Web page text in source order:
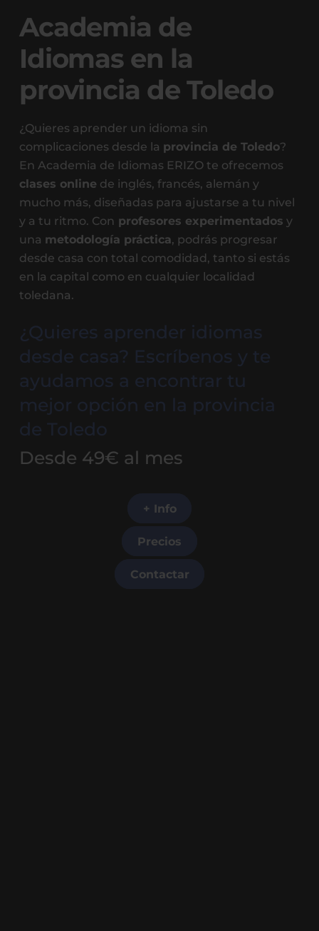
Academia de
Idiomas en la
provincia de Toledo
¿Quieres aprender un idioma sin
complicaciones desde la provincia de Toledo?
En Academia de Idiomas ERIZO te ofrecemos
clases online de inglés, francés, alemán y
mucho más, diseñadas para ajustarse a tu nivel
y a tu ritmo. Con profesores experimentados y
una metodología práctica, podrás progresar
desde casa con total comodidad, tanto si estás
en la capital como en cualquier localidad
toledana.
¿Quieres aprender idiomas
desde casa? Escríbenos y te
ayudamos a encontrar tu
mejor opción en la provincia
de Toledo
Desde 49€ al mes
+ Info
Precios
Contactar